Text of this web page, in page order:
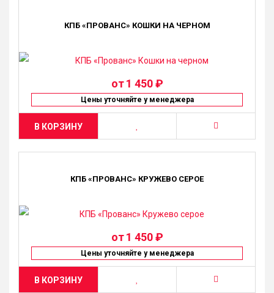
КПБ «ПРОВАНС» КОШКИ НА ЧЕРНОМ
от 1 450 ₽
Цены уточняйте у менеджера
В КОРЗИНУ
КПБ «ПРОВАНС» КРУЖЕВО СЕРОЕ
от 1 450 ₽
Цены уточняйте у менеджера
В КОРЗИНУ